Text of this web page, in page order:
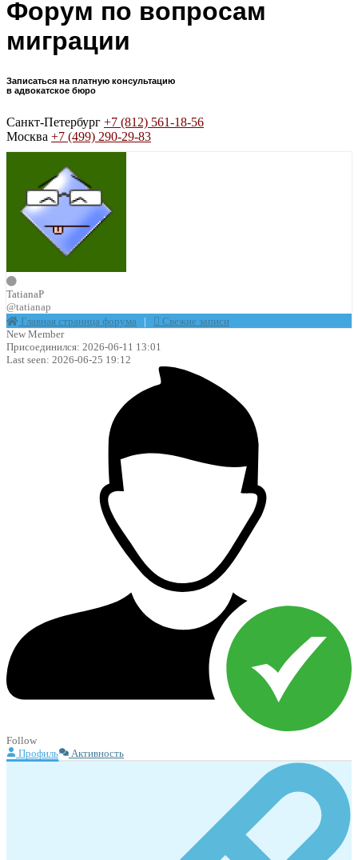
Форум по вопросам
миграции
Записаться на платную консультацию
в адвокатское бюро
Санкт-Петербург +7 (812) 561-18-56
Москва +7 (499) 290-29-83
TatianaP
@tatianap
Главная страница форума |
Свежие записи
New Member
Присоединился: 2026-06-11 13:01
Last seen: 2026-06-25 19:12
Follow
Профиль
Активность